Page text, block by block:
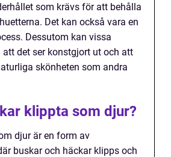
som krävs för att behålla
Det kan också vara en
Dessutom kan vissa
det ser konstgjort ut och att
skönheten som andra
klippta som djur?
djur är en form av
buskar och häckar klipps och